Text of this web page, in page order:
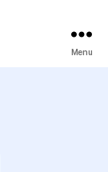
Menu